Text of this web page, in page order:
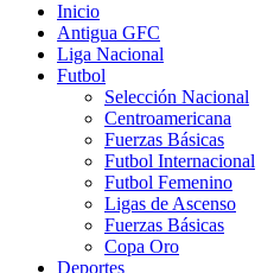
Inicio
Antigua GFC
Liga Nacional
Futbol
Selección Nacional
Centroamericana
Fuerzas Básicas
Futbol Internacional
Futbol Femenino
Ligas de Ascenso
Fuerzas Básicas
Copa Oro
Deportes